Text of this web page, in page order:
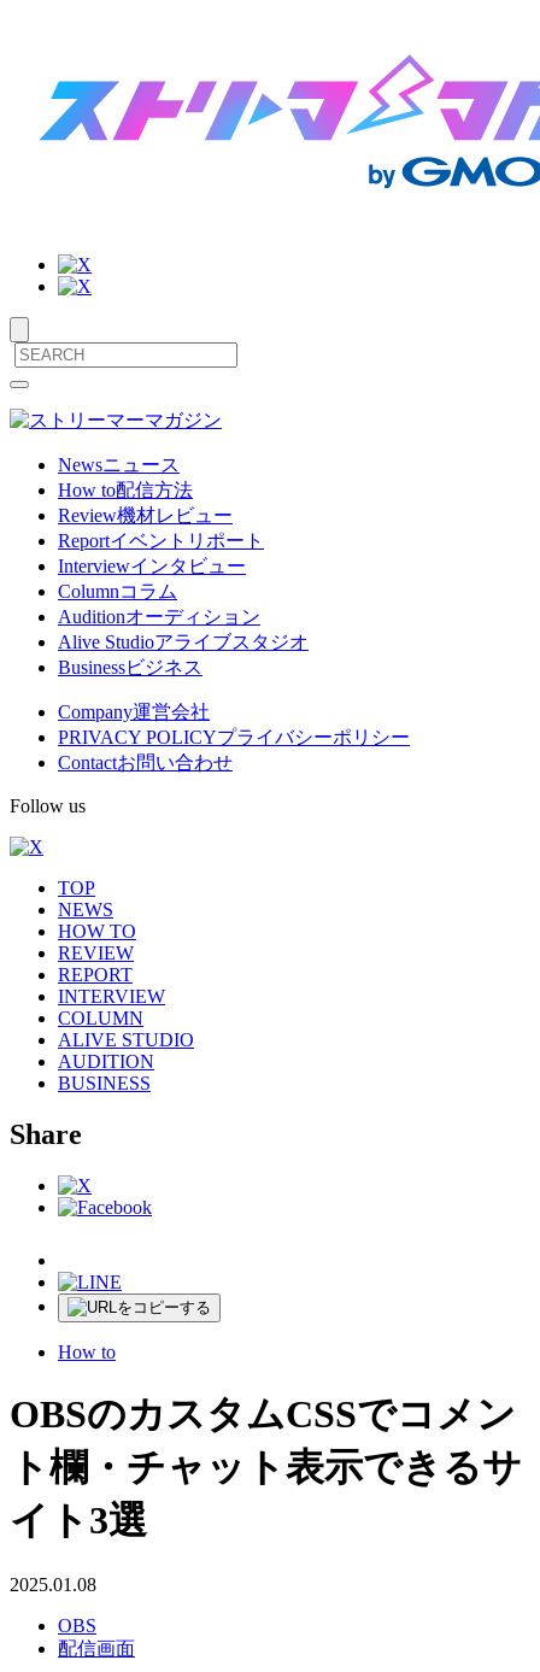
サ
イ
メ
ニ
Newsニュース
How to配信方法
Review機材レビュー
Reportイベントリポート
Interviewインタビュー
Columnコラム
Auditionオーディション
Alive Studioアライブスタジオ
Businessビジネス
Company運営会社
PRIVACY POLICYプライバシーポリシー
Contactお問い合わせ
Follow us
TOP
NEWS
HOW TO
REVIEW
REPORT
INTERVIEW
COLUMN
ALIVE STUDIO
AUDITION
BUSINESS
Share
How to
OBSのカスタムCSSでコメン
ト欄・チャット表示できるサ
イト3選
2025.01.08
OBS
配信画面